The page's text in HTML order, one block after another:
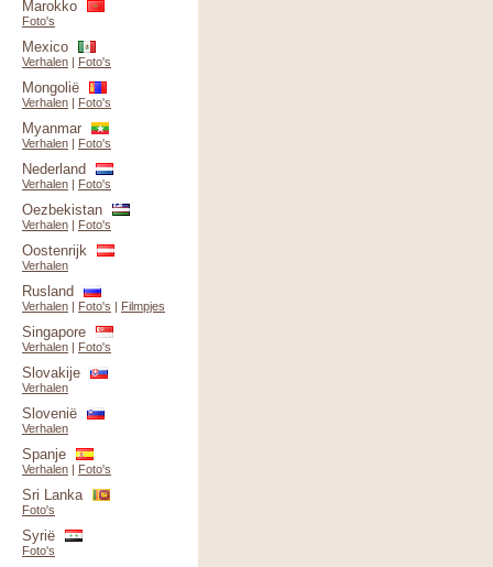
Marokko
Foto's
Mexico
Verhalen | Foto's
Mongolië
Verhalen | Foto's
Myanmar
Verhalen | Foto's
Nederland
Verhalen | Foto's
Oezbekistan
Verhalen | Foto's
Oostenrijk
Verhalen
Rusland
Verhalen | Foto's | Filmpjes
Singapore
Verhalen | Foto's
Slovakije
Verhalen
Slovenië
Verhalen
Spanje
Verhalen | Foto's
Sri Lanka
Foto's
Syrië
Foto's